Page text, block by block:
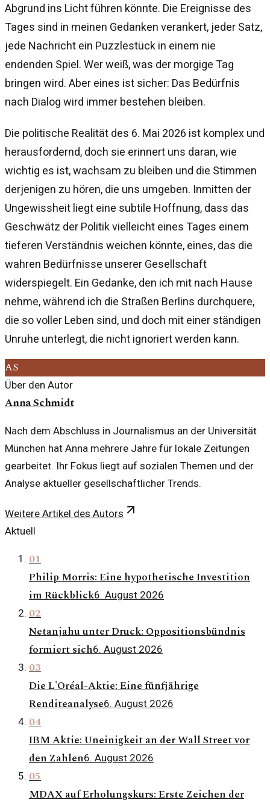
Abgrund ins Licht führen könnte. Die Ereignisse des
Tages sind in meinen Gedanken verankert, jeder Satz,
jede Nachricht ein Puzzlestück in einem nie
endenden Spiel. Wer weiß, was der morgige Tag
bringen wird. Aber eines ist sicher: Das Bedürfnis
nach Dialog wird immer bestehen bleiben.
Die politische Realität des 6. Mai 2026 ist komplex und
herausfordernd, doch sie erinnert uns daran, wie
wichtig es ist, wachsam zu bleiben und die Stimmen
derjenigen zu hören, die uns umgeben. Inmitten der
Ungewissheit liegt eine subtile Hoffnung, dass das
Geschwätz der Politik vielleicht eines Tages einem
tieferen Verständnis weichen könnte, eines, das die
wahren Bedürfnisse unserer Gesellschaft
widerspiegelt. Ein Gedanke, den ich mit nach Hause
nehme, während ich die Straßen Berlins durchquere,
die so voller Leben sind, und doch mit einer ständigen
Unruhe unterlegt, die nicht ignoriert werden kann.
AS
Über den Autor
Anna Schmidt
Nach dem Abschluss in Journalismus an der Universität
München hat Anna mehrere Jahre für lokale Zeitungen
gearbeitet. Ihr Fokus liegt auf sozialen Themen und der
Analyse aktueller gesellschaftlicher Trends.
Weitere Artikel des Autors
Aktuell
01
Philip Morris: Eine hypothetische Investition
im Rückblick6. August 2026
02
Netanjahu unter Druck: Oppositionsbündnis
formiert sich6. August 2026
03
Die L'Oréal-Aktie: Eine fünfjährige
Renditeanalyse6. August 2026
04
IBM Aktie: Uneinigkeit an der Wall Street vor
den Zahlen6. August 2026
05
MDAX auf Erholungskurs: Erste Zeichen der